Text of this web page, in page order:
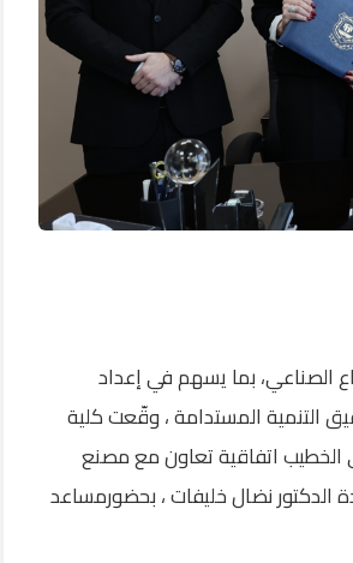
الصناعي، بما يسهم في إعداد
التنمية المستدامة ، وقّعت كلية
الخطيب اتفاقية تعاون مع مصنع
الدكتور نضال خليفات ، بحضورمساعد